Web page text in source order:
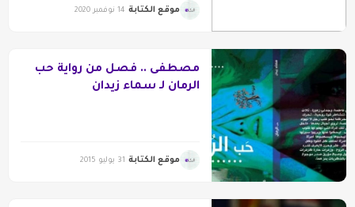
موقع الكتابة 14 نوفمبر 2020
مصطفى .. فصل من رواية حب
الرمان لـ سماء زيدان
موقع الكتابة 31 يوليو 2015